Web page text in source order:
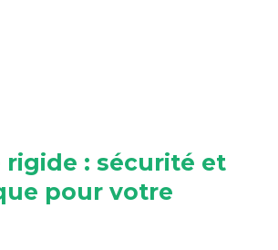
rigide : sécurité et
pour votre